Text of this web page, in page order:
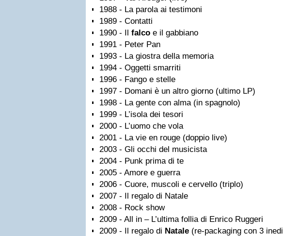
1988 - La parola ai testimoni
1989 - Contatti
1990 - Il falco e il gabbiano
1991 - Peter Pan
1993 - La giostra della memoria
1994 - Oggetti smarriti
1996 - Fango e stelle
1997 - Domani è un altro giorno (ultimo LP)
1998 - La gente con alma (in spagnolo)
1999 - L’isola dei tesori
2000 - L’uomo che vola
2001 - La vie en rouge (doppio live)
2003 - Gli occhi del musicista
2004 - Punk prima di te
2005 - Amore e guerra
2006 - Cuore, muscoli e cervello (triplo)
2007 - Il regalo di Natale
2008 - Rock show
2009 - All in – L’ultima follia di Enrico Ruggeri
2009 - Il regalo di Natale (re-packaging con 3